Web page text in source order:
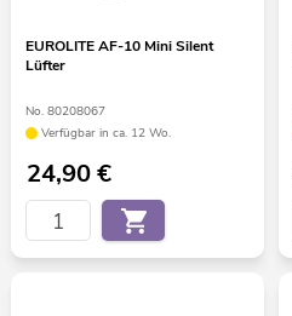
EUROLITE AF-10 Mini Silent
Lüfter
No. 80208067
Verfügbar in ca. 12 Wo.
24,90€